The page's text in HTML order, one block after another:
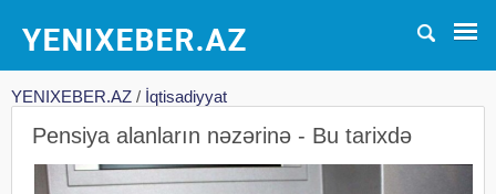
YENIXEBER.AZ / İqtisadiyyat
Pensiya alanların nəzərinə - Bu tarixdə